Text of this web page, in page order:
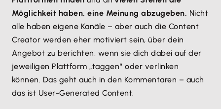
Möglichkeit haben, eine Meinung abzugeben. Nicht
alle haben eigene Kanäle – aber auch die Content
Creator werden eher motiviert sein, über dein
Angebot zu berichten, wenn sie dich dabei auf der
jeweiligen Plattform „taggen“ oder verlinken
können. Das geht auch in den Kommentaren – auch
das ist User-Generated Content.